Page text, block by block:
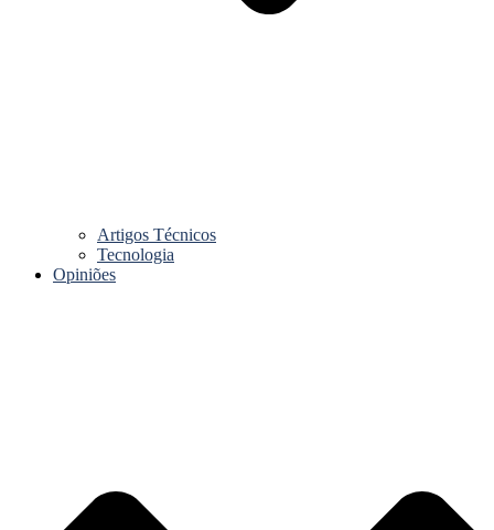
Artigos Técnicos
Tecnologia
Opiniões